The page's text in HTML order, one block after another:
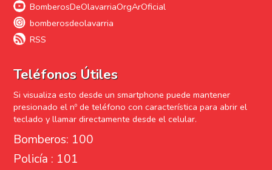
BomberosDeOlavarriaOrgArOficial
bomberosdeolavarria
RSS
Teléfonos Útiles
Si visualiza esto desde un smartphone puede mantener
presionado el nº de teléfono con característica para abrir el
teclado y llamar directamente desde el celular.
Bomberos: 100
Policía : 101